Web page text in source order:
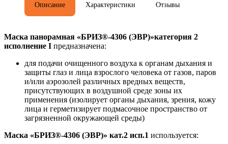
Описание Характеристики Отзывы
Маска панорамная «БРИЗ®-4306 (ЭВР)»категория 2
исполнение I предназначена:
для подачи очищенного воздуха к органам дыхания и
защиты глаз и лица взрослого человека от газов, паров
и/или аэрозолей различных вредных веществ,
присутствующих в воздушной среде зоны их
применения (изолирует органы дыхания, зрения, кожу
лица и герметизирует подмасочное пространство от
загрязненной окружающей среды)
Маска «БРИЗ®-4306 (ЭВР)» кат.2 исп.1 используется: